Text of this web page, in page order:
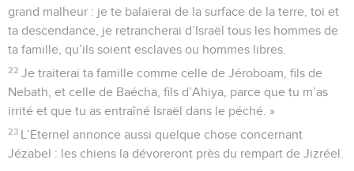
grand malheur : je te balaierai de la surface de la terre, toi et
ta descendance, je retrancherai d’Israël tous les hommes de
ta famille, qu’ils soient esclaves ou hommes libres.
22 Je traiterai ta famille comme celle de Jéroboam, fils de
Nebath, et celle de Baécha, fils d’Ahiya, parce que tu m’as
irrité et que tu as entraîné Israël dans le péché. »
23 L’Eternel annonce aussi quelque chose concernant
Jézabel : les chiens la dévoreront près du rempart de Jizréel.